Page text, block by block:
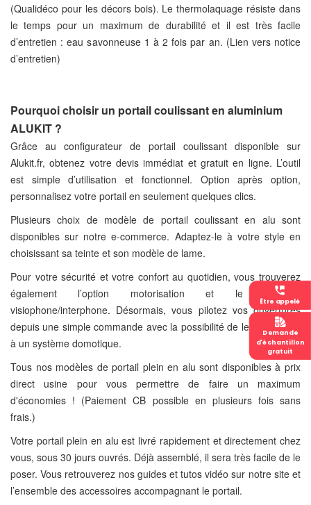
(Qualidéco pour les décors bois). Le thermolaquage résiste dans
le temps pour un maximum de durabilité et il est très facile
d’entretien : eau savonneuse 1 à 2 fois par an. (Lien vers notice
d’entretien)
Pourquoi choisir un portail coulissant en aluminium
ALUKIT ?
Grâce au configurateur de portail coulissant disponible sur
Alukit.fr, obtenez votre devis immédiat et gratuit en ligne. L’outil
est simple d’utilisation et fonctionnel. Option après option,
personnalisez votre portail en seulement quelques clics.
Plusieurs choix de modèle de portail coulissant en alu sont
disponibles sur notre e-commerce. Adaptez-le à votre style en
choisissant sa teinte et son modèle de lame.
Pour votre sécurité et votre confort au quotidien, vous trouverez
également l’option motorisation et le système
visiophone/interphone. Désormais, vous pilotez vos ouvertures
depuis une simple commande avec la possibilité de les connecter
à un système domotique.
Tous nos modèles de portail plein en alu sont disponibles à prix
direct usine pour vous permettre de faire un maximum
d'économies ! (Paiement CB possible en plusieurs fois sans
frais.)
Votre portail plein en alu est livré rapidement et directement chez
vous, sous 30 jours ouvrés. Déjà assemblé, il sera très facile de le
poser. Vous retrouverez nos guides et tutos vidéo sur notre site et
l’ensemble des accessoires accompagnant le portail.
perm_phone_msg
Être appelé
Demande
d'échantillon
gratuit